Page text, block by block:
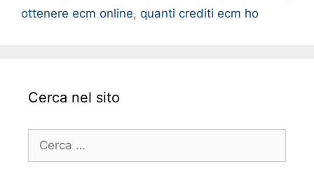
ottenere ecm online, quanti crediti ecm ho
Cerca nel sito
per: